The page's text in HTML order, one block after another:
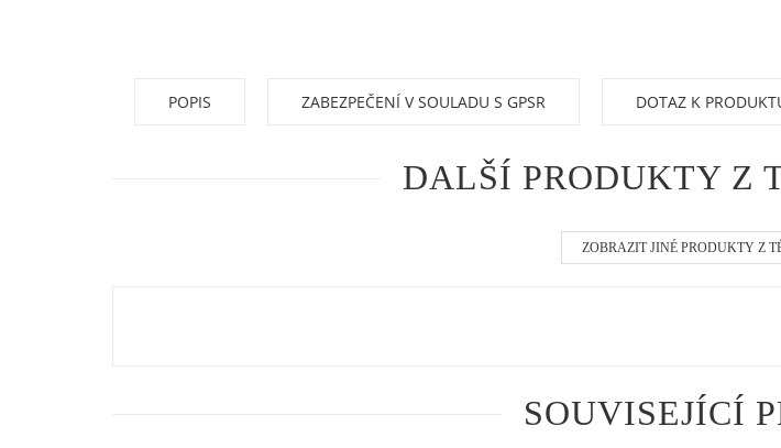
POPIS ZABEZPEČENÍ V SOULADU S GPSR DOTAZ K
DALŠÍ PRODUKTY Z
ZOBRAZIT JINÉ PRODUKTY Z
SOUVISEJÍCÍ